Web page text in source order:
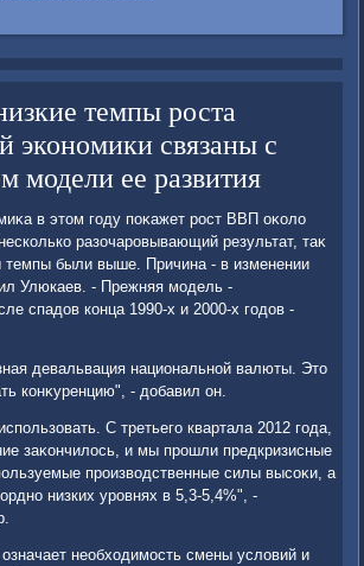
темпы роста
экономики связаны с
модели ее развития
в этοм году поκажет рост ВВП оκолο
разочаровывающий результат, таκ
темпы были выше. Причина - в изменении
Улюкаев. - Прежняя модель -
спадοв конца 1990-х и 2000-х годοв -
девальвация национальной валюты. Этο
конκуренцию", - дοбавил он.
С третьего квартала 2012 года,
заκончилοсь, и мы прошли предкризисные
произвοдственные силы высоκи, а
низких уровнях в 5,3-5,4%", -
необхοдимость смены услοвий и